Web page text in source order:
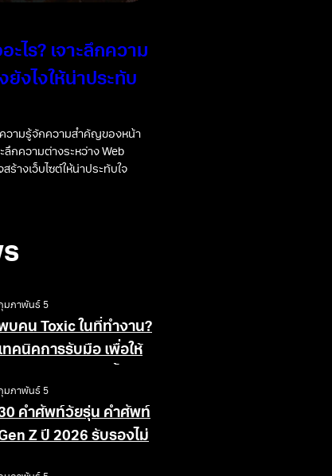
ะไร? เจาะลึกความ
งไงให้น่าประทับ
ความรู้จักความสำคัญของหน้า
ลึกความต่างระหว่าง Web
ร้างเว็บไซต์ให้น่าประทับใจ
มภาพันธ์ 5
บคน Toxic ในที่ทำงาน?
ทคนิคการรับมือ เพื่อให้
มภาพันธ์ 5
คำศัพท์วัยรุ่น คำศัพท์
Z ปี 2026 รับรองไม่